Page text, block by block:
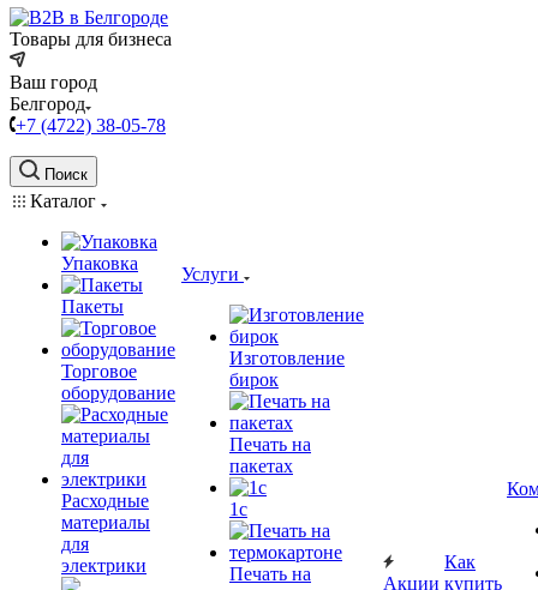
Товары для бизнеса
Ваш город
Белгород
+7 (4722) 38-05-78
Поиск
Каталог
Упаковка
Пакеты
Торговое
оборудование
Расходные
материалы
для
электрики
Услуги
Изготовление
бирок
Печать на
пакетах
1c
Печать на
Акции
Как
купить